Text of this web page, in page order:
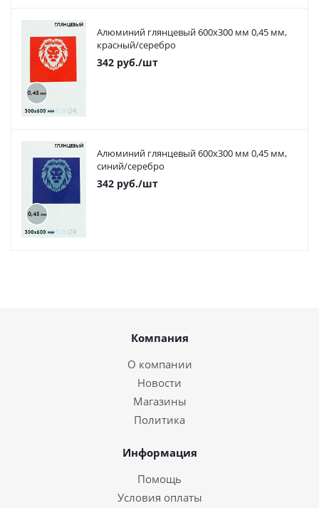
Алюминий глянцевый 600х300 мм 0,45 мм,
красный/серебро
342 руб./шт
Алюминий глянцевый 600х300 мм 0,45 мм,
синий/серебро
342 руб./шт
Компания
О компании
Новости
Магазины
Политика
Информация
Помощь
Условия оплаты